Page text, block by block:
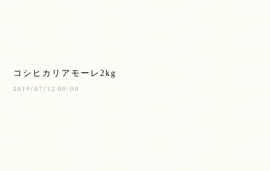
コシヒカリアモーレ2kg
2019/07/12 00:00